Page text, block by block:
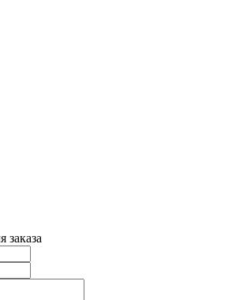
заказа